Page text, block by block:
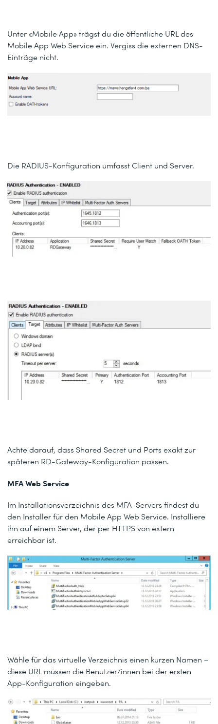
Unter «Mobile App» trägst du die öffentliche URL des
Mobile App Web Service ein. Vergiss die externen DNS-
Einträge nicht.
Die RADIUS-Konfiguration umfasst Client und Server.
Achte darauf, dass Shared Secret und Ports exakt zur
späteren RD-Gateway-Konfiguration passen.
MFA Web Service
Im Installationsverzeichnis des MFA-Servers findest du
den Installer für den Mobile App Web Service. Installiere
ihn auf einem Server, der per HTTPS von extern
erreichbar ist.
Wähle für das virtuelle Verzeichnis einen kurzen Namen –
diese URL müssen die Benutzer/innen bei der ersten
App-Konfiguration eingeben.